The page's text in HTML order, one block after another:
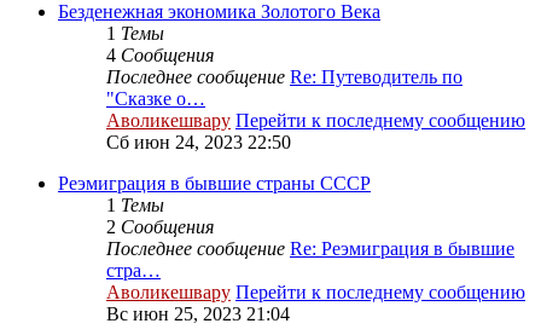
Безденежная экономика Золотого Века
1 Темы
4 Сообщения
Последнее сообщение Re: Путеводитель по
"Сказке о…
Аволикешвару Перейти к последнему сообщению
Сб июн 24, 2023 22:50
Реэмиграция в бывшие страны СССР
1 Темы
2 Сообщения
Последнее сообщение Re: Реэмиграция в бывшие
стра…
Аволикешвару Перейти к последнему сообщению
Вс июн 25, 2023 21:04